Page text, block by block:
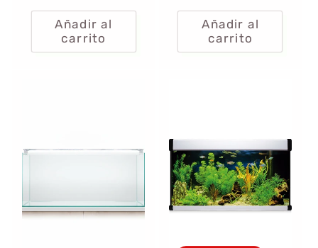
Añadir al
carrito
oferta
Añadir al
carrito